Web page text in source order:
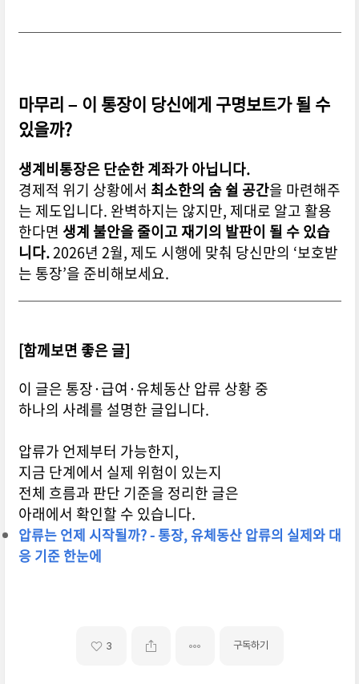
마무리 – 이 통장이 당신에게 구명보트가 될 수
있을까?
생계비통장은 단순한 계좌가 아닙니다.
경제적 위기 상황에서 최소한의 숨 쉴 공간을 마련해주
는 제도입니다. 완벽하지는 않지만, 제대로 알고 활용
한다면 생계 불안을 줄이고 재기의 발판이 될 수 있습
니다.2026년 2월, 제도 시행에 맞춰 당신만의 ‘보호받
는 통장’을 준비해보세요.
[함께보면 좋은 글]
이 글은 통장·급여·유체동산 압류 상황 중
하나의 사례를 설명한 글입니다.
압류가 언제부터 가능한지,
지금 단계에서 실제 위험이 있는지
전체 흐름과 판단 기준을 정리한 글은
아래에서 확인할 수 있습니다.
압류는 언제 시작될까? - 통장, 유체동산 압류의 실제와 대
응 기준 한눈에
3 구독하기